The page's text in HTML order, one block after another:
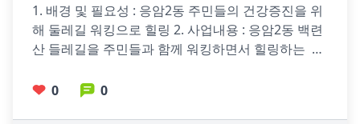
1. 배경 및 필요성 : 응암2동 주민들의 건강증진을 위
해 둘레길 워킹으로 힐링 2. 사업내용 : 응암2동 백련
산 들레길을 주민들과 함께 워킹하면서 힐링하는  프
0
0